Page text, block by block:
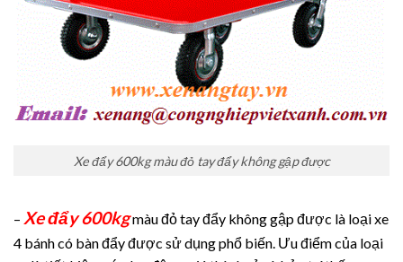
Xe đẩy 600kg màu đỏ tay đẩy không gập được
– Xe đẩy 600kgmàu đỏ tay đẩy không gập được là loại xe
4 bánh có bàn đẩy được sử dụng phổ biến. Ưu điểm của loại